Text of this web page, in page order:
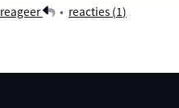
reageer • reacties (1)